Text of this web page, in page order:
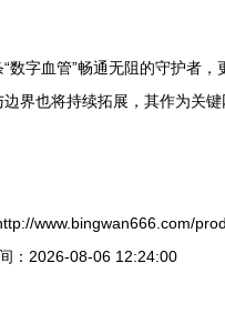
字血管”畅通无阻的守护者
界也将持续拓展，其作为关
www.bingwan666.com/
：2026-08-06 12:24:00